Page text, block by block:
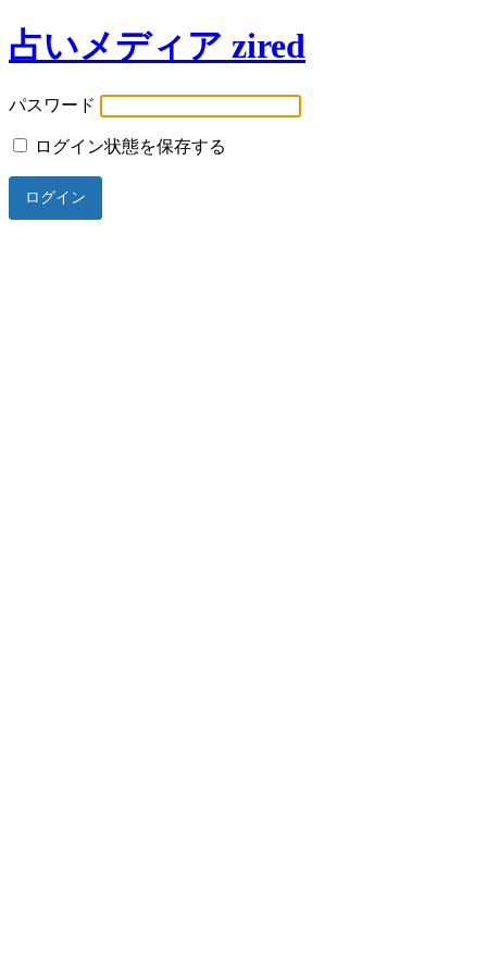
占いメディア zired
パスワード
ログイン状態を保存する